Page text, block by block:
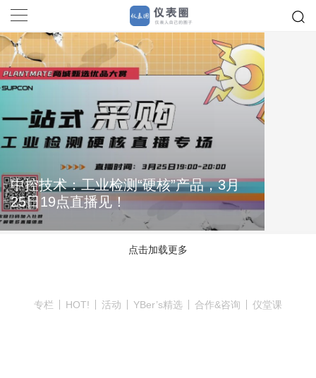
中控技术：工业检测“硬核”产品，3月
25日19点直播见！
点击加载更多
专栏 HOT! 活动 YBer’s精选 合作&咨询 仪堂课